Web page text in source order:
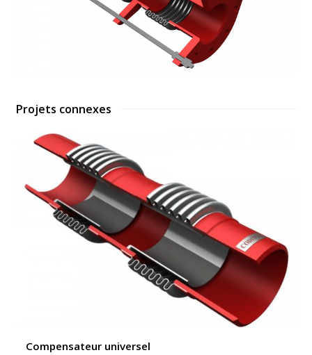
Projets connexes
Compensateur universel